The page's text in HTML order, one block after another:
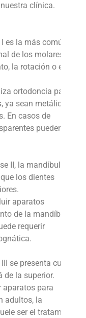
clínica.
es la más común y
de los molares,
la rotación o el
ortodoncia para
ya sean metálicos o
En casos de
pueden ser
II, la mandíbula
los dientes
aparatos
de la mandíbula
requerir
se presenta cuando
de la superior.
aparatos para
adultos, la
ser el tratamiento